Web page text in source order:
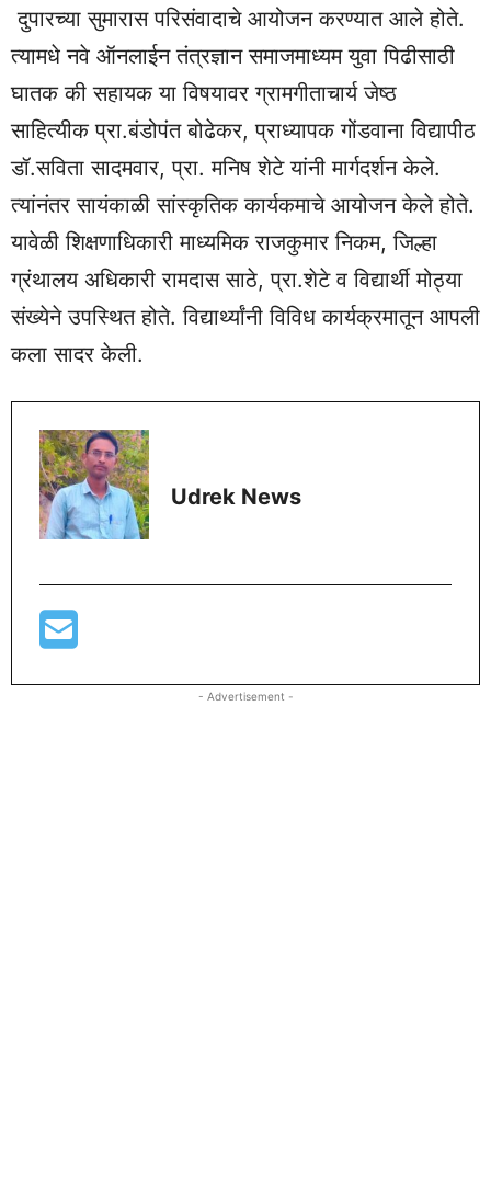
दुपारच्या सुमारास परिसंवादाचे आयोजन करण्यात आले होते.
त्यामधे नवे ऑनलाईन तंत्रज्ञान समाजमाध्यम युवा पिढीसाठी
घातक की सहायक या विषयावर ग्रामगीताचार्य जेष्ठ
साहित्यीक प्रा.बंडोपंत बोढेकर, प्राध्यापक गोंडवाना विद्यापीठ
डॉ.सविता सादमवार, प्रा. मनिष शेटे यांनी मार्गदर्शन केले.
त्यांनंतर सायंकाळी सांस्कृतिक कार्यकमाचे आयोजन केले होते.
यावेळी शिक्षणाधिकारी माध्यमिक राजकुमार निकम, जिल्हा
ग्रंथालय अधिकारी रामदास साठे, प्रा.शेटे व विद्यार्थी मोठ्या
संख्येने उपस्थित होते. विद्यार्थ्यांनी विविध कार्यक्रमातून आपली
कला सादर केली.
Udrek News
- Advertisement -